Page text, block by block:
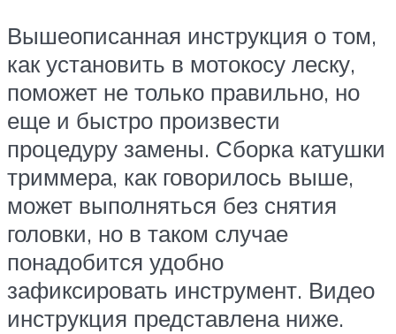
Вышеописанная инструкция о том,
как установить в мотокосу леску,
поможет не только правильно, но
еще и быстро произвести
процедуру замены. Сборка катушки
триммера, как говорилось выше,
может выполняться без снятия
головки, но в таком случае
понадобится удобно
зафиксировать инструмент. Видео
инструкция представлена ниже.